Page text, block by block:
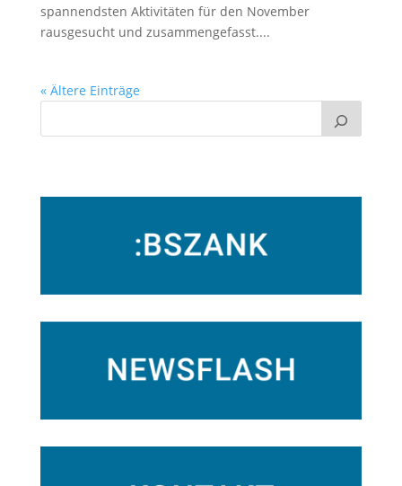
spannendsten Aktivitäten für den November
rausgesucht und zusammengefasst....
« Ältere Einträge